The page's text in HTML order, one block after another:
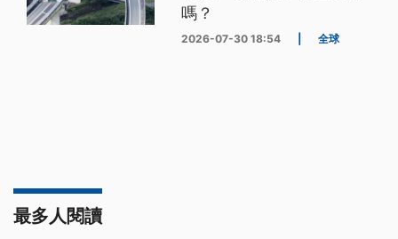
嗎？
2026-07-30 18:54 全球
最多人閱讀